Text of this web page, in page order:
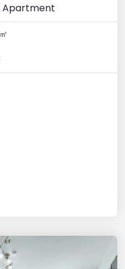
Apartment